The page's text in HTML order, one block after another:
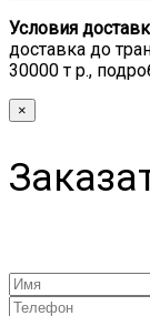
Условия
доставка до
30000 т р.,
×